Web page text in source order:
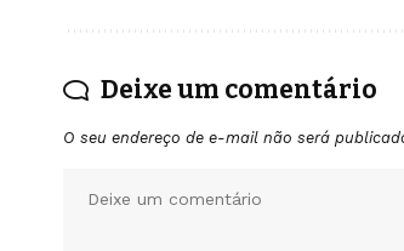
Deixe um comentário
O seu endereço de e-mail não será